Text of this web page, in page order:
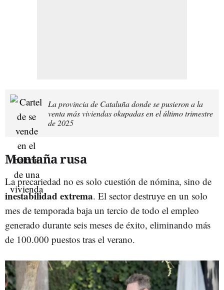
La provincia de Cataluña donde se pusieron a la
venta más viviendas okupadas en el último trimestre
de 2025
Montaña rusa
La precariedad no es solo cuestión de nómina, sino de
inestabilidad extrema. El sector destruye en un solo
mes de temporada baja un tercio de todo el empleo
generado durante seis meses de éxito, eliminando más
de 100.000 puestos tras el verano.